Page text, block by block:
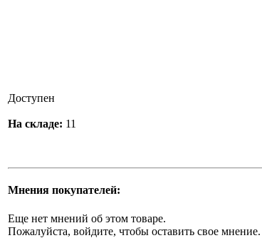
Доступен
На складе: 11
Мнения покупателей:
Еще нет мнений об этом товаре.
Пожалуйста, войдите, чтобы оставить свое мнение.